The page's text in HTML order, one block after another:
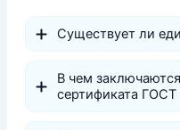
Существует ли
В чем
сертификата ГОСТ